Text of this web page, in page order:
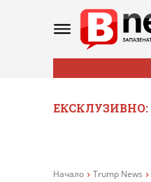
ЕКСКЛУЗИВНО:
Начало Trump News